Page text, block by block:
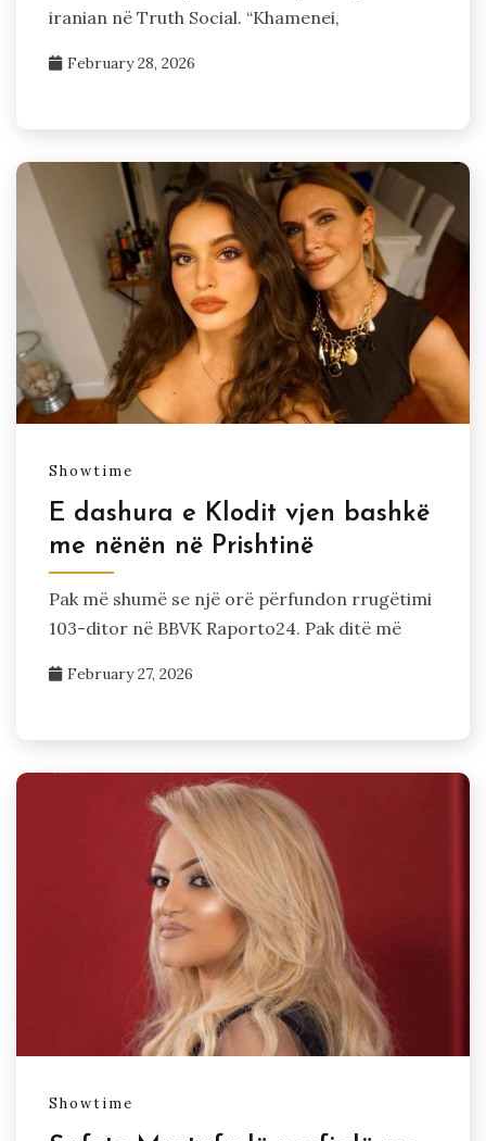
iranian në Truth Social. “Khamenei,
February 28, 2026
Showtime
E dashura e Klodit vjen bashkë
me nënën në Prishtinë
Pak më shumë se një orë përfundon rrugëtimi
103-ditor në BBVK Raporto24. Pak ditë më
February 27, 2026
Showtime